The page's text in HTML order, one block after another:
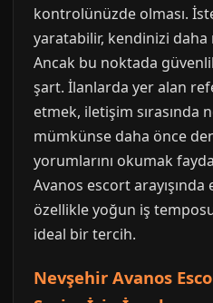
kontrolünüzde olması.
yaratabilir, kendinizi
Ancak bu noktada
şart. İlanlarda yer alan
etmek, iletişim sırasında
mümkünse daha önce
yorumlarını okumak
Avanos escort
özellikle yoğun iş
ideal bir tercih.
Nevşehir Avanos